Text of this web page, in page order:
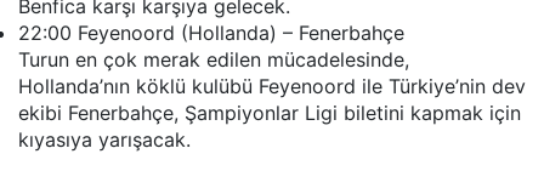
Benfica karşı karşıya gelecek.
22:00 Feyenoord (Hollanda) – Fenerbahçe
Turun en çok merak edilen mücadelesinde,
Hollanda’nın köklü kulübü Feyenoord ile Türkiye’nin dev
ekibi Fenerbahçe, Şampiyonlar Ligi biletini kapmak için
kıyasıya yarışacak.